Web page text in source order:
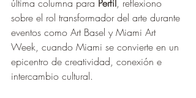
última columna para Perfil, reflexiono
sobre el rol transformador del arte durante
eventos como Art Basel y Miami Art
Week, cuando Miami se convierte en un
epicentro de creatividad, conexión e
intercambio cultural.